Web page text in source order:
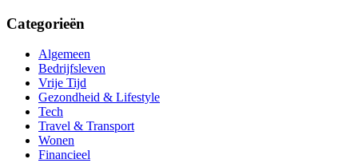
Categorieën
Algemeen
Bedrijfsleven
Vrije Tijd
Gezondheid & Lifestyle
Tech
Travel & Transport
Wonen
Financieel